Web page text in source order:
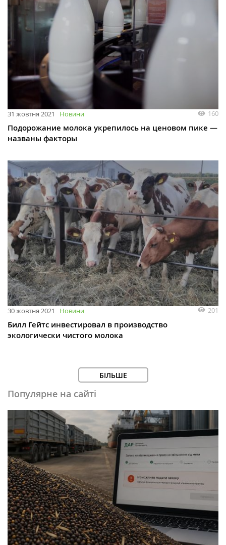
31 жовтня 2021 Новини 160
Подорожание молока укрепилось на ценовом пике —
названы факторы
30 жовтня 2021 Новини 201
Билл Гейтс инвестировал в производство
экологически чистого молока
БІЛЬШЕ
Популярне на сайті